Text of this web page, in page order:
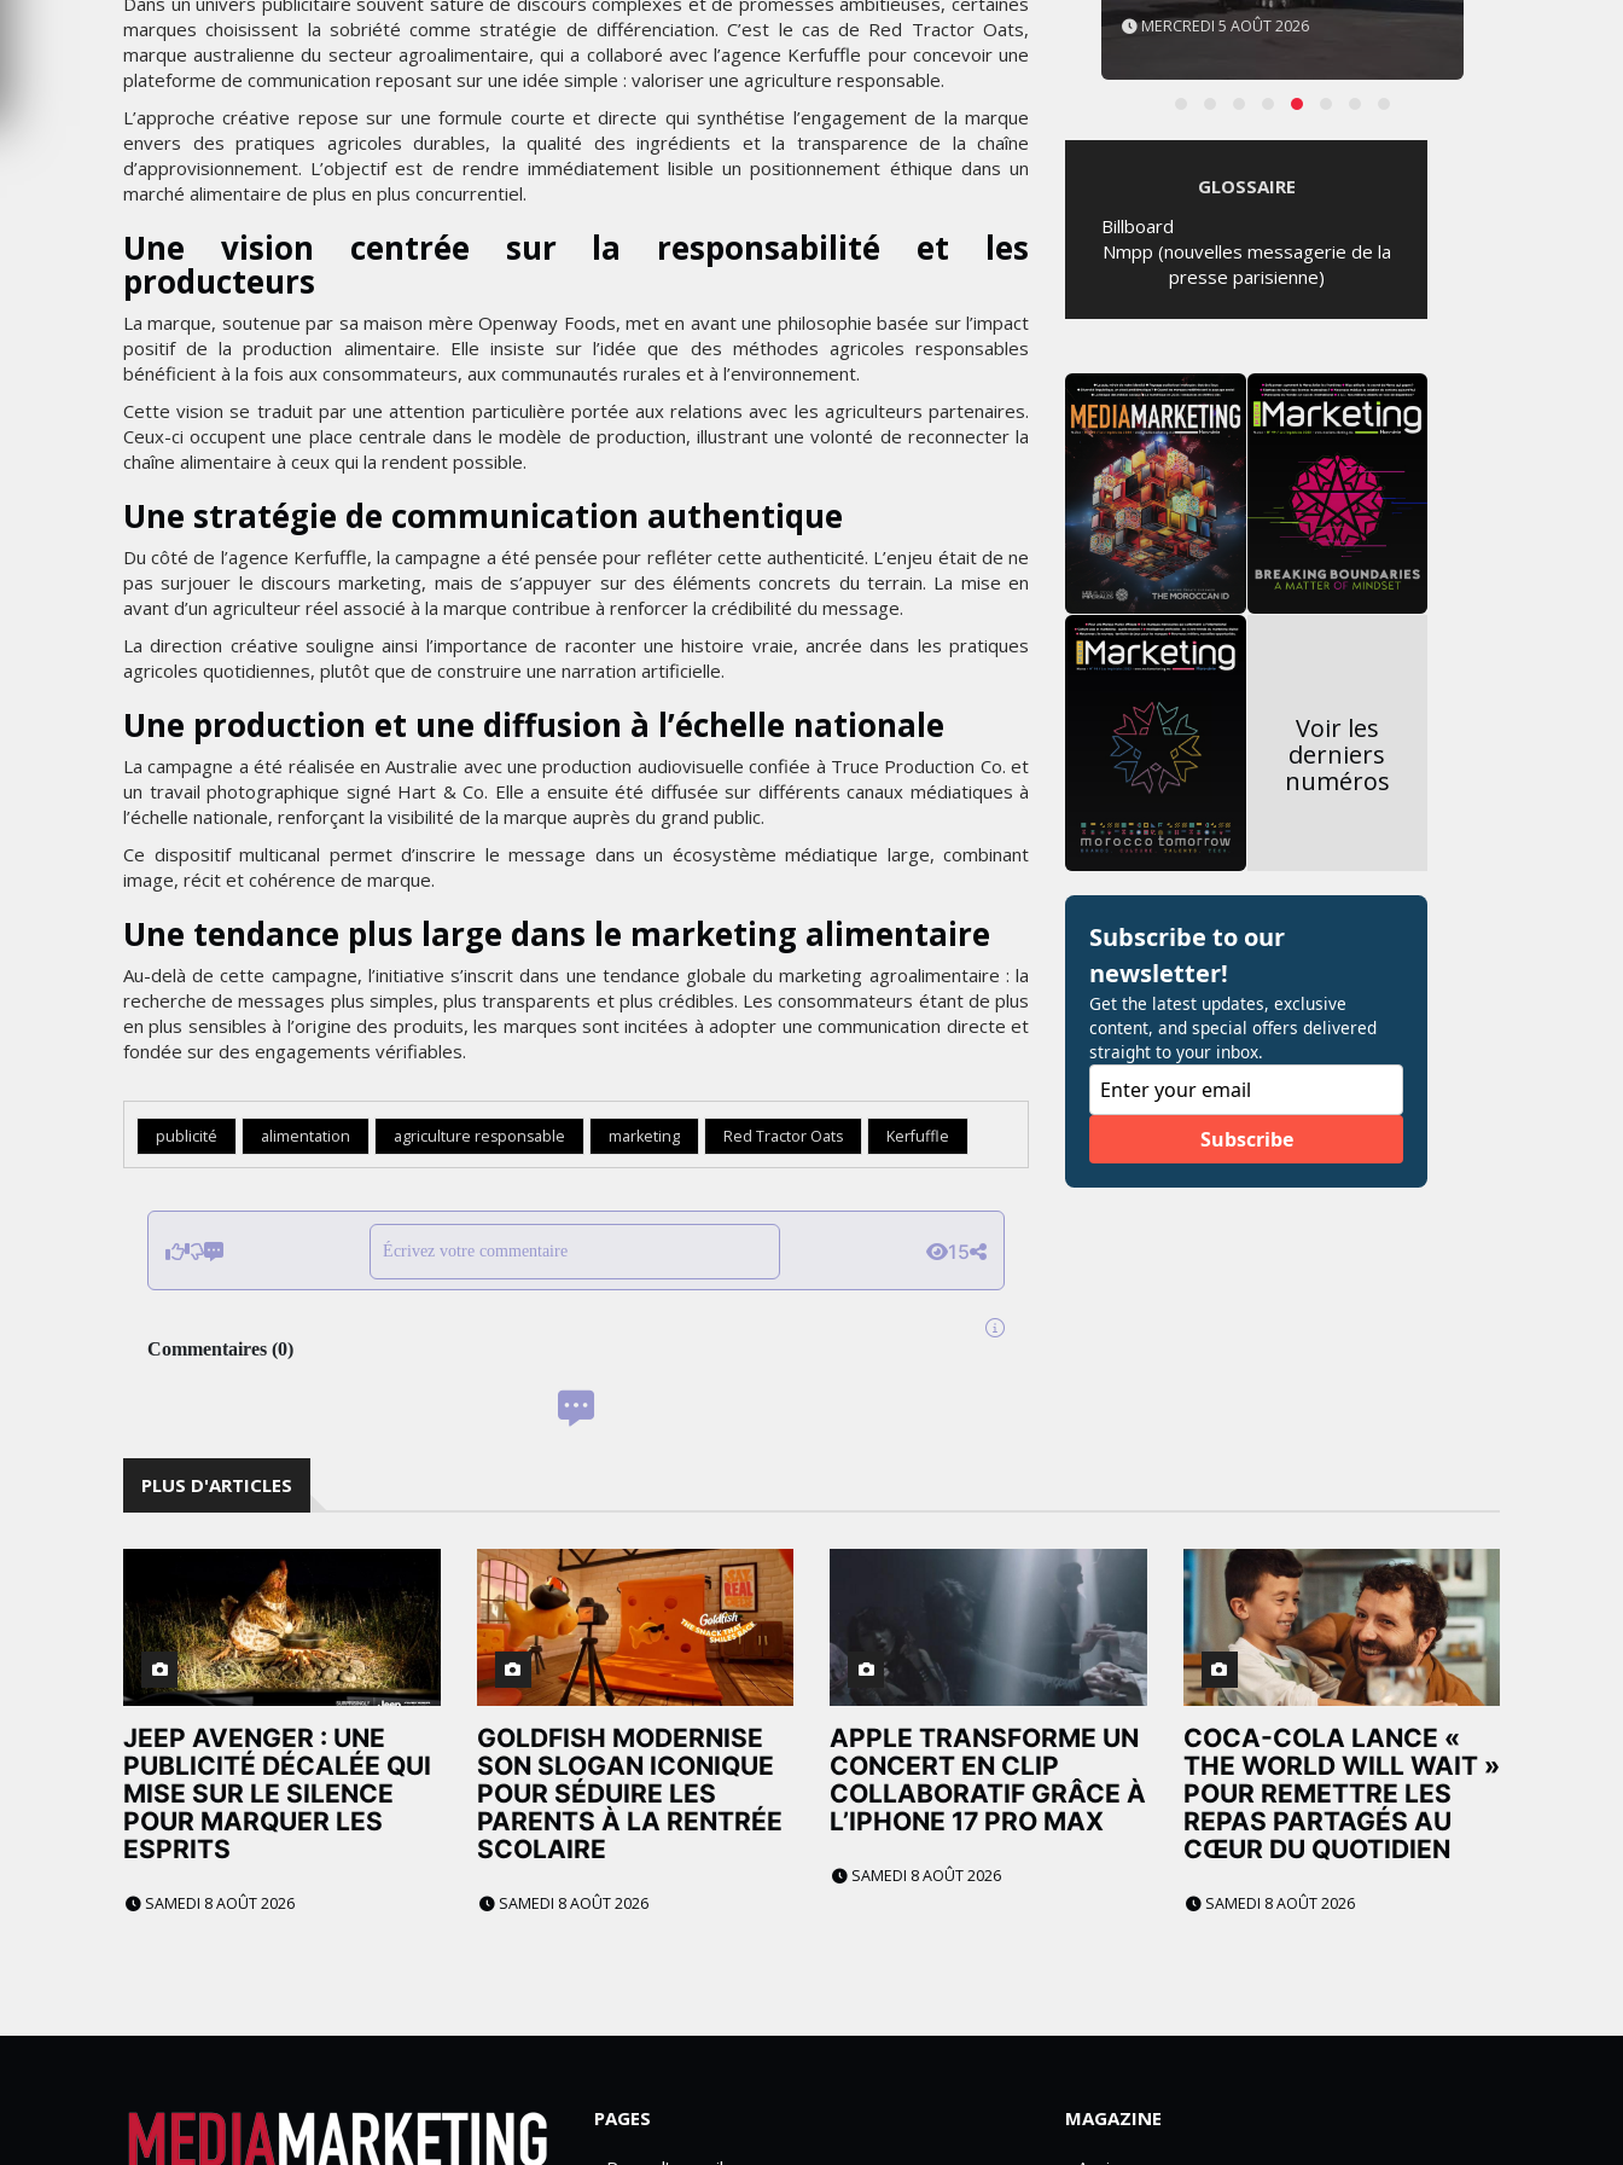
marques choisissent la sobriété comme stratégie de différenciation. C’est le cas de Red Tractor Oats,
marque australienne du secteur agroalimentaire, qui a collaboré avec l’agence Kerfuffle pour concevoir une
plateforme de communication reposant sur une idée simple : valoriser une agriculture responsable.
L’approche créative repose sur une formule courte et directe qui synthétise l’engagement de la marque
envers des pratiques agricoles durables, la qualité des ingrédients et la transparence de la chaîne
d’approvisionnement. L’objectif est de rendre immédiatement lisible un positionnement éthique dans un
marché alimentaire de plus en plus concurrentiel.
Une vision centrée sur la responsabilité et les
producteurs
La marque, soutenue par sa maison mère Openway Foods, met en avant une philosophie basée sur l’impact
positif de la production alimentaire. Elle insiste sur l’idée que des méthodes agricoles responsables
bénéficient à la fois aux consommateurs, aux communautés rurales et à l’environnement.
Cette vision se traduit par une attention particulière portée aux relations avec les agriculteurs partenaires.
Ceux-ci occupent une place centrale dans le modèle de production, illustrant une volonté de reconnecter la
chaîne alimentaire à ceux qui la rendent possible.
Une stratégie de communication authentique
Du côté de l’agence Kerfuffle, la campagne a été pensée pour refléter cette authenticité. L’enjeu était de ne
pas surjouer le discours marketing, mais de s’appuyer sur des éléments concrets du terrain. La mise en
avant d’un agriculteur réel associé à la marque contribue à renforcer la crédibilité du message.
La direction créative souligne ainsi l’importance de raconter une histoire vraie, ancrée dans les pratiques
agricoles quotidiennes, plutôt que de construire une narration artificielle.
Une production et une diffusion à l’échelle nationale
La campagne a été réalisée en Australie avec une production audiovisuelle confiée à Truce Production Co. et
un travail photographique signé Hart & Co. Elle a ensuite été diffusée sur différents canaux médiatiques à
l’échelle nationale, renforçant la visibilité de la marque auprès du grand public.
Ce dispositif multicanal permet d’inscrire le message dans un écosystème médiatique large, combinant
image, récit et cohérence de marque.
Une tendance plus large dans le marketing alimentaire
Au-delà de cette campagne, l’initiative s’inscrit dans une tendance globale du marketing agroalimentaire : la
recherche de messages plus simples, plus transparents et plus crédibles. Les consommateurs étant de plus
en plus sensibles à l’origine des produits, les marques sont incitées à adopter une communication directe et
fondée sur des engagements vérifiables.
publicité alimentation agriculture responsable marketing Red Tractor Oats Kerfuffle
Écrivez votre commentaire 15
Commentaires (0)
JEUDI 6 AOÛT 2026 JEUDI 6 AOÛT 2026 MERCREDI 5 AOÛT 2026
GLOSSAIRE
Billboard
Nmpp (nouvelles messagerie de la
presse parisienne)
Voir les
derniers
numéros
PLUS D'ARTICLES
JEEP AVENGER : UNE
PUBLICITÉ DÉCALÉE QUI
MISE SUR LE SILENCE
POUR MARQUER LES
ESPRITS
SAMEDI 8 AOÛT 2026
GOLDFISH MODERNISE
SON SLOGAN ICONIQUE
POUR SÉDUIRE LES
PARENTS À LA RENTRÉE
SCOLAIRE
SAMEDI 8 AOÛT 2026
APPLE TRANSFORME UN
CONCERT EN CLIP
COLLABORATIF GRÂCE À
L’IPHONE 17 PRO MAX
SAMEDI 8 AOÛT 2026
COCA-COLA LANCE «
THE WORLD WILL WAIT »
POUR REMETTRE LES
REPAS PARTAGÉS AU
CŒUR DU QUOTIDIEN
SAMEDI 8 AOÛT 2026
PAGES MAGAZINE